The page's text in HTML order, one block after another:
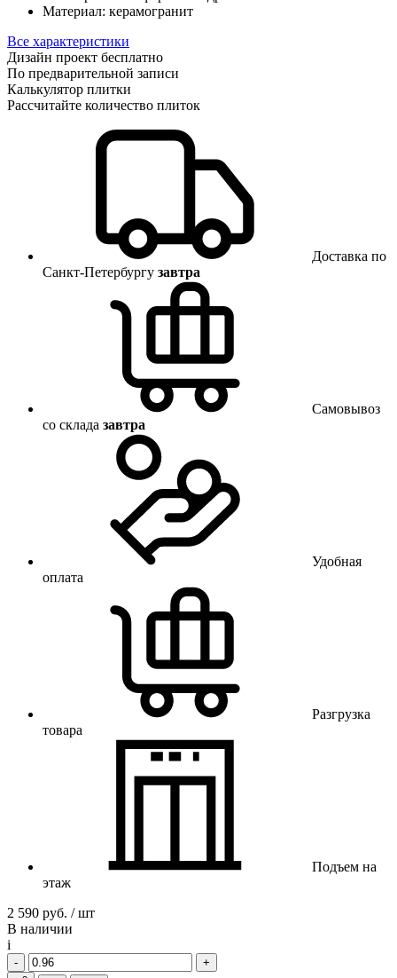
Материал: керамогранит
Все характеристики
Дизайн проект бесплатно
По предварительной записи
Калькулятор плитки
Рассчитайте количество плиток
Доставка по
Санкт-Петербургу завтра
Самовывоз
со склада завтра
Удобная
оплата
Разгрузка
товара
Подъем на
этаж
2 590 руб. / шт
В наличии
i